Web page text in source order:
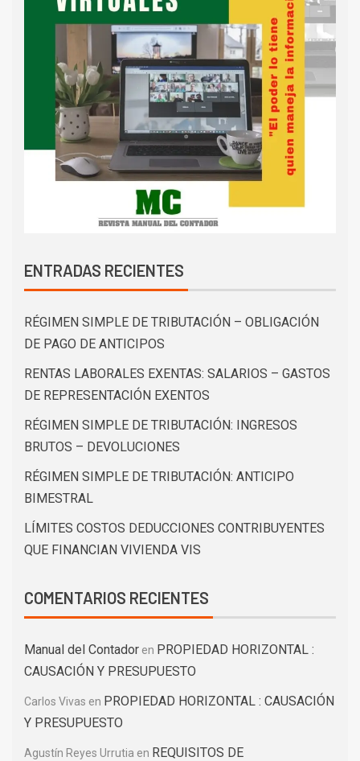
ENTRADAS RECIENTES
RÉGIMEN SIMPLE DE TRIBUTACIÓN – OBLIGACIÓN
DE PAGO DE ANTICIPOS
RENTAS LABORALES EXENTAS: SALARIOS – GASTOS
DE REPRESENTACIÓN EXENTOS
RÉGIMEN SIMPLE DE TRIBUTACIÓN: INGRESOS
BRUTOS – DEVOLUCIONES
RÉGIMEN SIMPLE DE TRIBUTACIÓN: ANTICIPO
BIMESTRAL
LÍMITES COSTOS DEDUCCIONES CONTRIBUYENTES
QUE FINANCIAN VIVIENDA VIS
COMENTARIOS RECIENTES
Manual del Contador en PROPIEDAD HORIZONTAL :
CAUSACIÓN Y PRESUPUESTO
Carlos Vivas en PROPIEDAD HORIZONTAL : CAUSACIÓN
Y PRESUPUESTO
Agustín Reyes Urrutia en REQUISITOS DE